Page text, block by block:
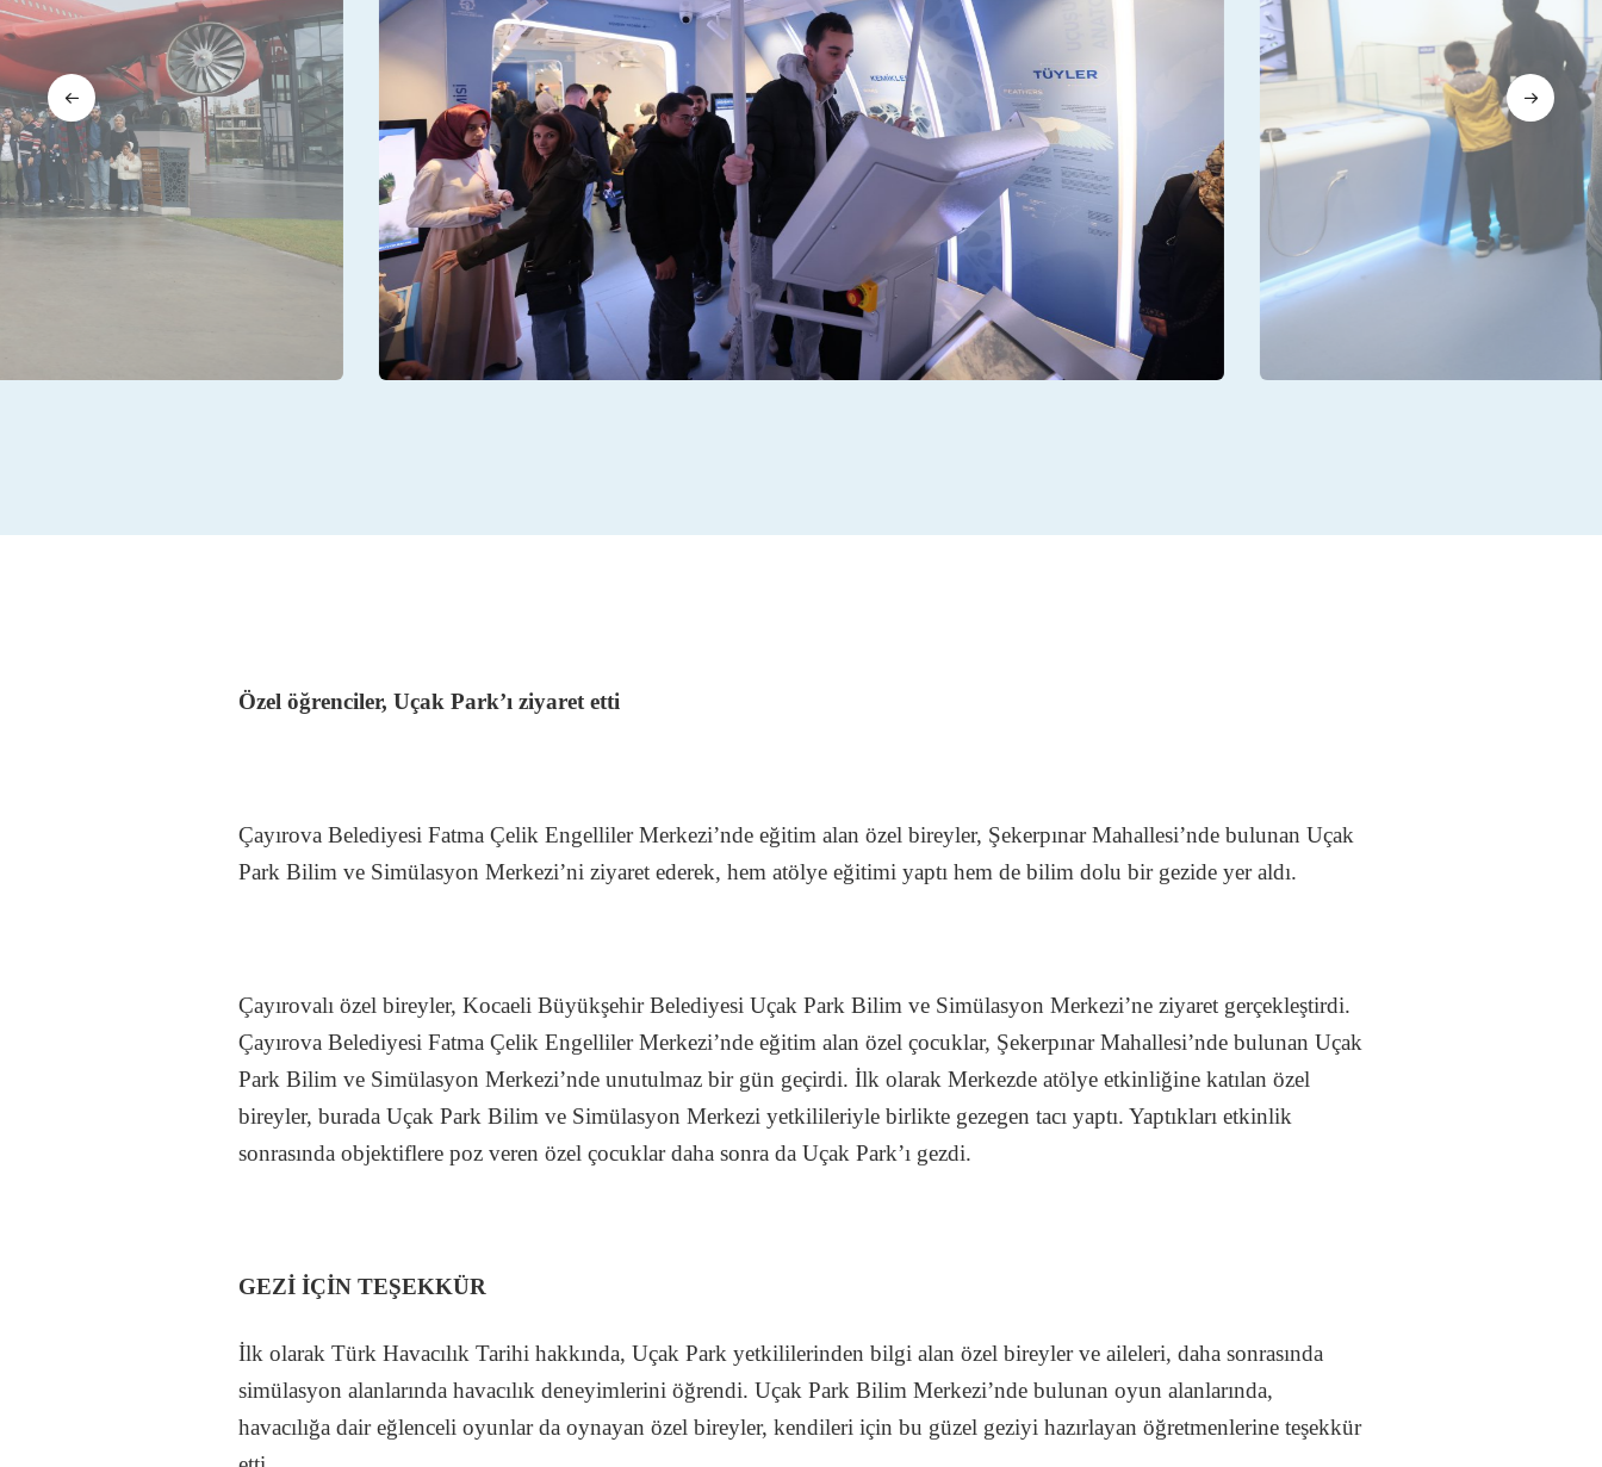
Özel öğrenciler, Uçak Park’ı ziyaret etti
Çayırova Belediyesi Fatma Çelik Engelliler Merkezi’nde eğitim alan özel bireyler, Şekerpınar Mahallesi’nde bulunan Uçak
Park Bilim ve Simülasyon Merkezi’ni ziyaret ederek, hem atölye eğitimi yaptı hem de bilim dolu bir gezide yer aldı.
Çayırovalı özel bireyler, Kocaeli Büyükşehir Belediyesi Uçak Park Bilim ve Simülasyon Merkezi’ne ziyaret gerçekleştirdi.
Çayırova Belediyesi Fatma Çelik Engelliler Merkezi’nde eğitim alan özel çocuklar, Şekerpınar Mahallesi’nde bulunan Uçak
Park Bilim ve Simülasyon Merkezi’nde unutulmaz bir gün geçirdi. İlk olarak Merkezde atölye etkinliğine katılan özel
bireyler, burada Uçak Park Bilim ve Simülasyon Merkezi yetkilileriyle birlikte gezegen tacı yaptı. Yaptıkları etkinlik
sonrasında objektiflere poz veren özel çocuklar daha sonra da Uçak Park’ı gezdi.
GEZİ İÇİN TEŞEKKÜR
İlk olarak Türk Havacılık Tarihi hakkında, Uçak Park yetkililerinden bilgi alan özel bireyler ve aileleri, daha sonrasında
simülasyon alanlarında havacılık deneyimlerini öğrendi. Uçak Park Bilim Merkezi’nde bulunan oyun alanlarında,
havacılığa dair eğlenceli oyunlar da oynayan özel bireyler, kendileri için bu güzel geziyi hazırlayan öğretmenlerine teşekkür